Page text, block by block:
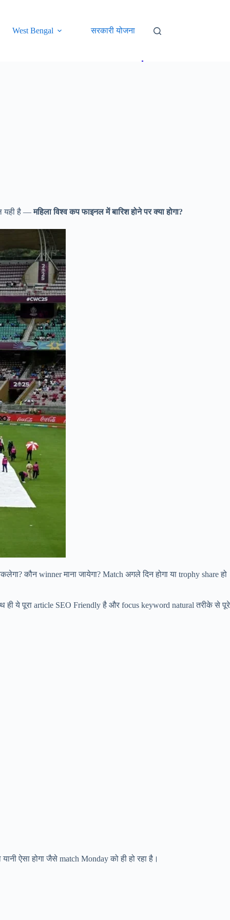
West Bengal सरकारी योजना Sports
यही है —महिला विश्व कप फाइनल में बारिश होने पर क्या होगा?
कौन winner माना जायेगा? Match अगले दिन होगा या trophy share हो
ये पूरा article SEO Friendly है और focus keyword natural तरीके से पूरे
ऐसा होगा जैसे match Monday को ही हो रहा है।